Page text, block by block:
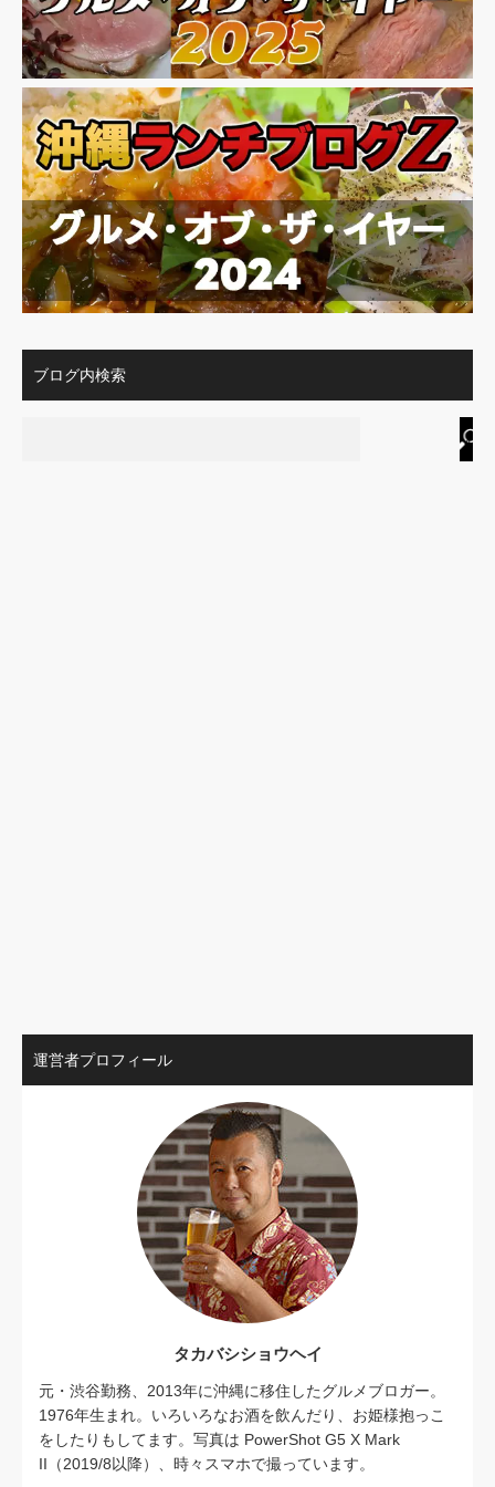
ブログ内検索
運営者プロフィール
タカバシショウヘイ
元・渋谷勤務、2013年に沖縄に移住したグルメブロガー。
1976年生まれ。いろいろなお酒を飲んだり、お姫様抱っこ
をしたりもしてます。写真は PowerShot G5 X Mark
II（2019/8以降）、時々スマホで撮っています。